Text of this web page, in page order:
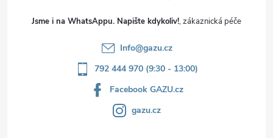
Jsme i na WhatsAppu. Napište kdykoliv!
Info@gazu.cz
792 444 970 (9:30 - 13:00)
Facebook GAZU.cz
gazu.cz